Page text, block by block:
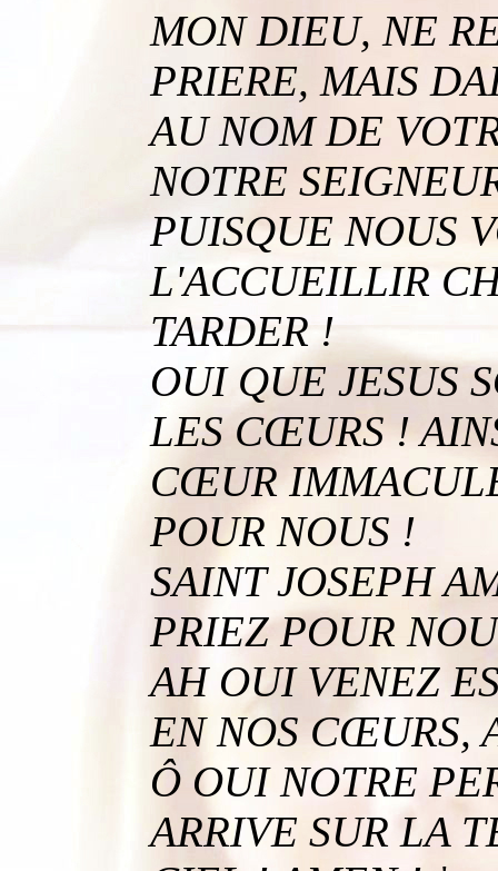
MON DIEU, NE
PRIERE, MAIS
AU NOM DE
NOTRE
PUISQUE NOUS
L'ACCUEILLIR
TARDER !
OUI QUE JESUS
LES CŒURS !
CŒUR
POUR NOUS !
SAINT JOSEPH
PRIEZ POUR
AH OUI VENEZ
EN NOS CŒURS,
Ô OUI NOTRE
ARRIVE SUR LA